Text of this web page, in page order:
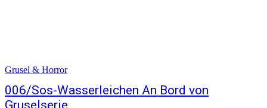
Grusel & Horror
006/Sos-Wasserleichen An Bord von
Gruselserie